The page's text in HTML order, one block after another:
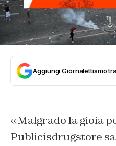
Aggiungi Giornalettismo
«Malgrado la gioia
Publicisdrugstore